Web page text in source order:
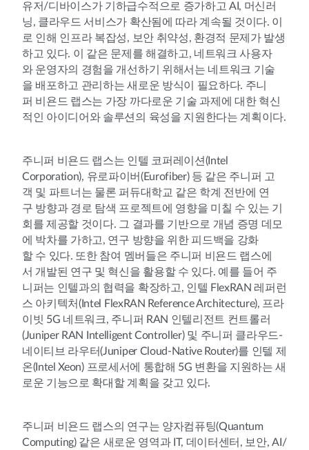
유저/디바이스가 기하급수적으로 증가하고 AI, 머신러
닝, 클라우드 서비스가 확산됨에 따라 계속될 것이다. 이
로 인해 인프라 복잡성, 보안 취약성, 환경적 문제가 발생
하고 있다. 이 같은 문제를 해결하고, 네트워크 사용자
와 운영자의 경험을 개선하기 위해서는 네트워크 기술
을 배포하고 관리하는 새로운 방식이 필요하다. 주니
퍼 비욘드 랩스는 가장 까다로운 기술 과제에 대한 혁신
적인 아이디어와 솔루션의 육성을 지원한다는 계획이다.
주니퍼 비욘드 랩스는 인텔 코퍼레이션(Intel
Corporation), 유로파이버(Eurofiber) 등 같은 주니퍼 고
객 및 파트너는 물론 퍼듀대학교 같은 학계 전반에 연
구 방향과 경로 탐색 프로젝트에 영향을 미칠 수 있는 기
회를 제공할 것이다. 그 결과를 기반으로 개념 증명 데모
에 박차를 가하고, 연구 방향을 위한 피드백을 강화
할 수 있다. 또한 참여 멤버들은 주니퍼 비욘드 랩스에
서 개발된 연구 및 혁신을 활용할 수 있다. 예를 들어 주
니퍼는 인텔과의 협력을 확장하고, 인텔 FlexRAN 레퍼런
스 아키텍처(Intel FlexRAN Reference Architecture), 프라
이빗 5G 네트워크, 주니퍼 RAN 인텔리전트 컨트롤러
(Juniper RAN Intelligent Controller) 및 주니퍼 클라우드-
네이티브 라우터(Juniper Cloud-Native Router)를 인텔 제
온(Intel Xeon) 프로세서에 통합해 5G 변환을 지원하는 새
로운 기능으로 확대할 계획을 갖고 있다.
주니퍼 비욘드 랩스의 연구는 양자컴퓨팅(Quantum
Computing) 같은 새로운 영역과 IT, 데이터센터, 보안, AI/